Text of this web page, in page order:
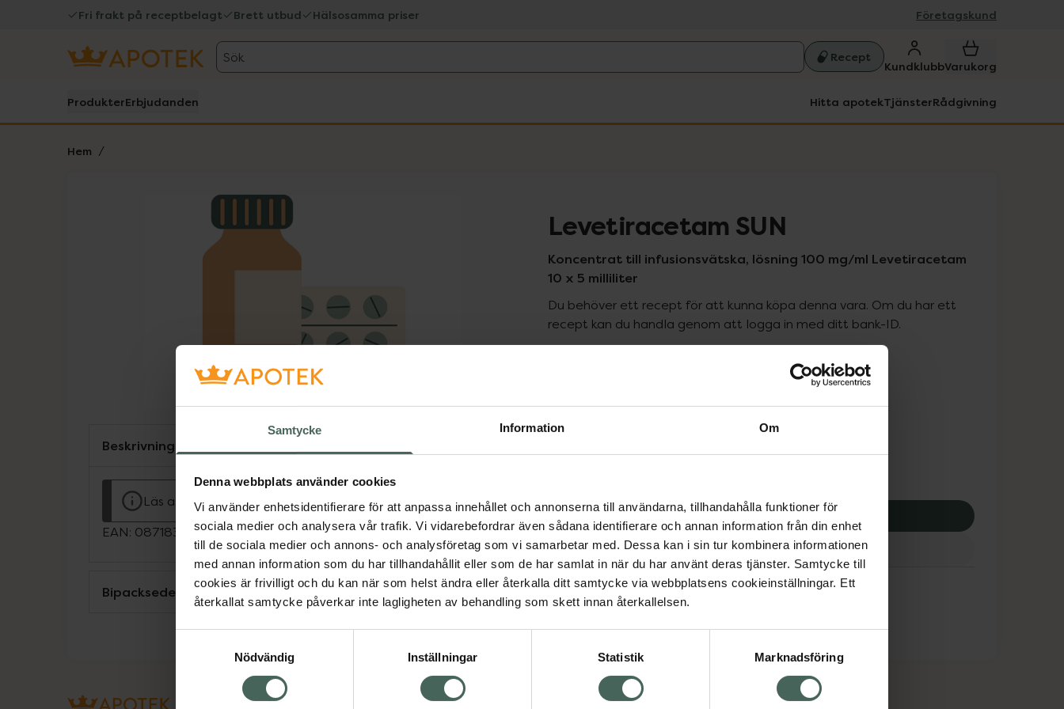
Samtycke Information Om
Denna webbplats använder cookies
Vi använder enhetsidentifierare för att anpassa innehållet och annonserna till användarna, tillhandahålla funktioner för
sociala medier och analysera vår trafik. Vi vidarebefordrar även sådana identifierare och annan information från din enhet
till de sociala medier och annons- och analysföretag som vi samarbetar med. Dessa kan i sin tur kombinera informationen
med annan information som du har tillhandahållit eller som de har samlat in när du har använt deras tjänster. Samtycke till
cookies är frivilligt och du kan när som helst ändra eller återkalla ditt samtycke via webbplatsens cookieinställningar. Ett
återkallat samtycke påverkar inte lagligheten av behandling som skett innan återkallelsen.
Nödvändig
Inställningar Statistik Marknadsföring
Fri frakt på receptbelagt Brett utbud Hälsosamma priser Företagskund
Sök Recept
KundklubbVarukorg
ProdukterErbjudanden Hitta apotekTjänsterRådgivning
Hem
Lista: . Innehåller 1 objekt. Levetiracetam SUN
Koncentrat till infusionsvätska, lösning 100 mg/ml Levetiracetam
10 x 5 milliliter
Du behöver ett recept för att kunna köpa denna vara. Om du har ett
recept kan du handla genom att logga in med ditt bank-ID.
Pris med recept
1076 kr
Köp via ditt recept
Aktuella erbjudanden
Beskrivning
Läs alltid bipacksedeln innan användning.
EAN: 08718309125226
Bipacksedel från FASS Visa
Om recept och läkemedel